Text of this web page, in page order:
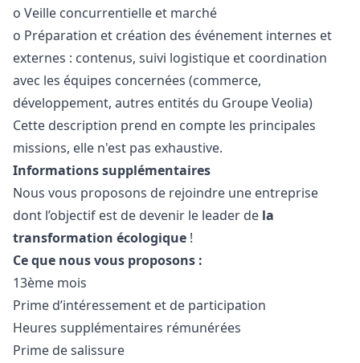
o Veille concurrentielle et marché
o Préparation et création des événement internes et
externes : contenus, suivi logistique et coordination
avec les équipes concernées (commerce,
développement, autres entités du Groupe Veolia)
Cette description prend en compte les principales
missions, elle n'est pas exhaustive.
Informations supplémentaires
Nous vous proposons de rejoindre une entreprise
dont l’objectif est de devenir le leader de la
transformation écologique !
Ce que nous vous proposons :
13ème mois
Prime d’intéressement et de participation
Heures supplémentaires rémunérées
Prime de salissure